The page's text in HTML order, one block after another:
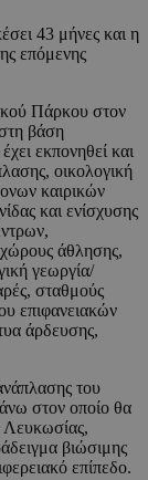
43 μήνες και η
επόμενης
Πάρκου στον
βάση
εκπονηθεί και
οικολογική
καιρικών
και ενίσχυσης
άθλησης,
γεωργία/
σταθμούς
επιφανειακών
άρδευσης,
του
στον οποίο θα
Λευκωσίας,
βιώσιμης
επίπεδο.